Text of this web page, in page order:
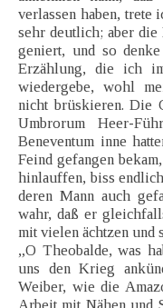
verlassen haben, trete
sehr deutlich; aber die
geniert, und so
Erzählung, die ich
wiedergebe, wohl
nicht brüskieren. Die
Umbrorum Heer-
Beneventum inne
Feind gefangen
hinlauffen, biss
deren Mann auch
wahr, daß er
mit vielen ächtzen
„O Theobalde, was
uns den Krieg
Weiber, wie die